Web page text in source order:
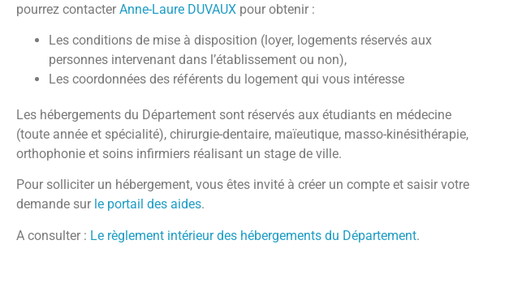
pourrez contacter Anne-Laure DUVAUX pour obtenir :
Les conditions de mise à disposition (loyer, logements réservés aux
personnes intervenant dans l’établissement ou non),
Les coordonnées des référents du logement qui vous intéresse
Les hébergements du Département sont réservés aux étudiants en médecine
(toute année et spécialité), chirurgie-dentaire, maïeutique, masso-kinésithérapie,
orthophonie et soins infirmiers réalisant un stage de ville.
Pour solliciter un hébergement, vous êtes invité à créer un compte et saisir votre
demande sur le portail des aides.
A consulter : Le règlement intérieur des hébergements du Département.